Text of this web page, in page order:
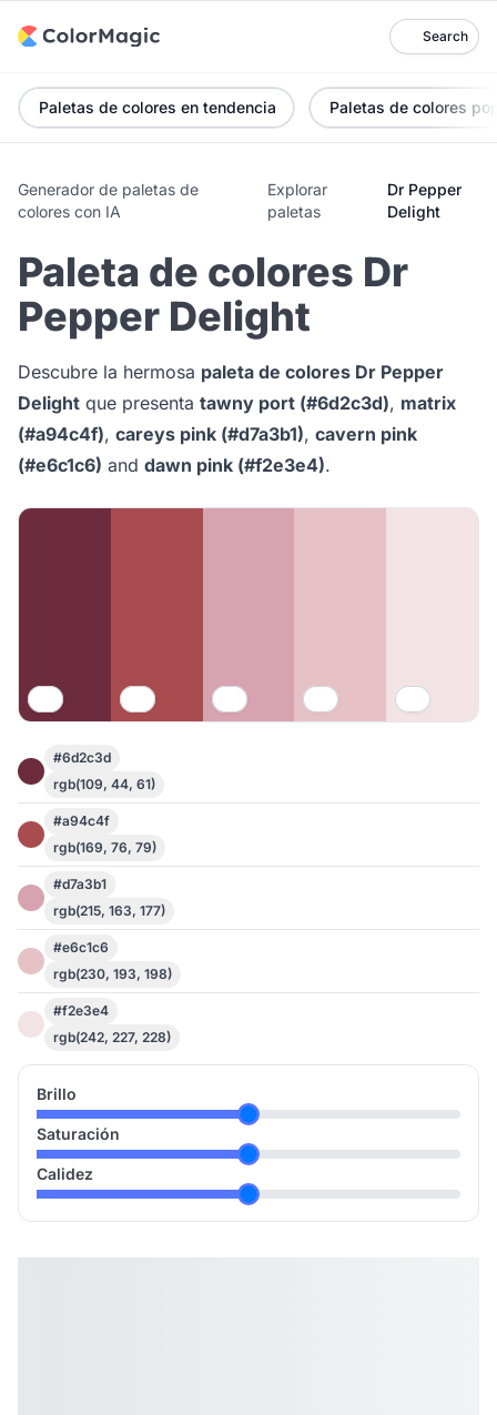
Search
Paletas de colores en tendencia Paletas de colores
Generador de paletas de
colores con IA
Explorar
paletas
Dr Pepper
Delight
Paleta de colores Dr
Pepper Delight
Descubre la hermosa paleta de colores Dr Pepper
Delight que presenta tawny port (#6d2c3d), matrix
(#a94c4f), careys pink (#d7a3b1), cavern pink
(#e6c1c6) and dawn pink (#f2e3e4).
#6d2c3d
rgb(109, 44, 61)
#a94c4f
rgb(169, 76, 79)
#d7a3b1
rgb(215, 163, 177)
#e6c1c6
rgb(230, 193, 198)
#f2e3e4
rgb(242, 227, 228)
Brillo
Saturación
Calidez